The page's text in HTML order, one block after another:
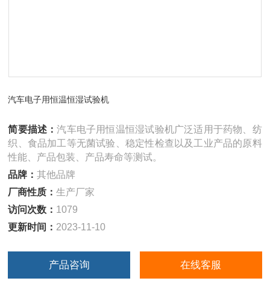
汽车电子用恒温恒湿试验机
简要描述：汽车电子用恒温恒湿试验机广泛适用于药物、纺
织、食品加工等无菌试验、稳定性检查以及工业产品的原料
性能、产品包装、产品寿命等测试。
品牌：其他品牌
厂商性质：生产厂家
访问次数： 1079
更新时间： 2023-11-10
产品咨询 在线客服